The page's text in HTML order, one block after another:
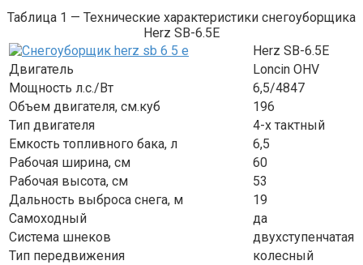
Таблица 1 — Технические характеристики снегоуборщика
Herz SB-6.5E
Herz SB-6.5E
Двигатель
Loncin OHV
Мощность л.с./Вт
6,5/4847
Объем двигателя, см.куб
196
Тип двигателя
4-х тактный
Емкость топливного бака, л
6,5
Рабочая ширина, см
60
Рабочая высота, см
53
Дальность выброса снега, м
19
Самоходный
да
Система шнеков
двухступенчатая
Тип передвижения
колесный